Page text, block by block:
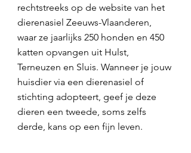
rechtstreeks op de website van het
dierenasiel Zeeuws-Vlaanderen,
waar ze jaarlijks 250 honden en 450
katten opvangen uit Hulst,
Terneuzen en Sluis. Wanneer je jouw
huisdier via een dierenasiel of
stichting adopteert, geef je deze
dieren een tweede, soms zelfs
derde, kans op een fijn leven.